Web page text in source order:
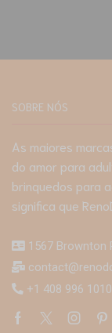
SOBRE NÓS
As maiores
do amor para
brinquedos para
significa que
1567 Brownton
+1 408 996 1010